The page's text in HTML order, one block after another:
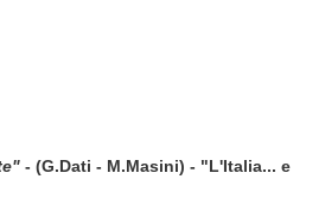
- (G.Dati - M.Masini) - "L'Italia... e